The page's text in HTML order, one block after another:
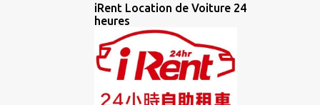
iRent Location de Voiture 24
heures